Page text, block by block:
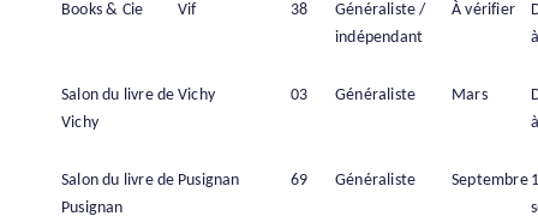
Books & Cie Vif 38
Généraliste /
indépendant
À vérifier
Salon du livre de
Vichy
Vichy 03 Généraliste Mars
Salon du livre de
Pusignan
Pusignan 69 Généraliste Septembre